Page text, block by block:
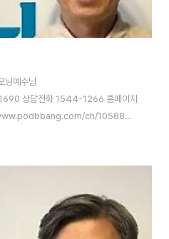
닝예수님
상담전화 1544-1266 홈페이지
ch/10588